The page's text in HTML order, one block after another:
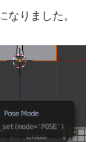
なりました。